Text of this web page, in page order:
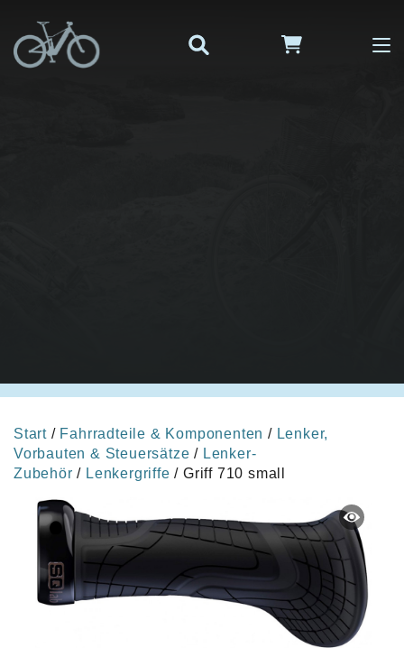
Start / Fahrradteile & Komponenten / Lenker,
Vorbauten & Steuersätze / Lenker-
Zubehör / Lenkergriffe / Griff 710 small